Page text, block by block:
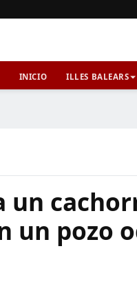
INICIO ILLES BALEARS
un
un pozo